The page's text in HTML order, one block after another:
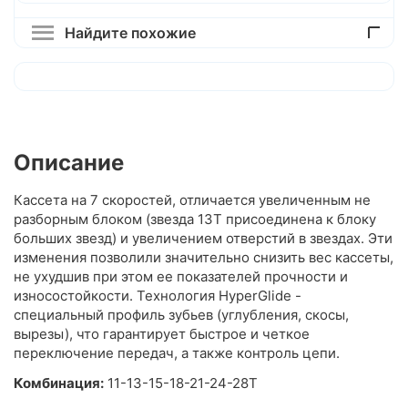
Найдите похожие
Описание
Кассета на 7 скоростей, отличается увеличенным не
разборным блоком (звезда 13T присоединена к блоку
больших звезд) и увеличением отверстий в звездах. Эти
изменения позволили значительно снизить вес кассеты,
не ухудшив при этом ее показателей прочности и
износостойкости. Технология HyperGlide -
специальный профиль зубьев (углубления, скосы,
вырезы), что гарантирует быстрое и четкое
переключение передач, а также контроль цепи.
Комбинация: 11-13-15-18-21-24-28T